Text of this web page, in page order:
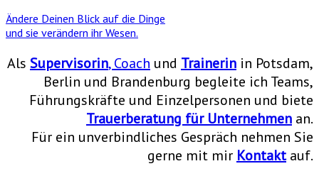
Ändere Deinen Blick auf die Dinge
und sie verändern ihr Wesen.
Als Supervisorin, Coach und Trainerin in Potsdam,
Berlin und Brandenburg begleite ich Teams,
Führungskräfte und Einzelpersonen und biete
Trauerberatung für Unternehmen an.
Für ein unverbindliches Gespräch nehmen Sie
gerne mit mir Kontaktauf.